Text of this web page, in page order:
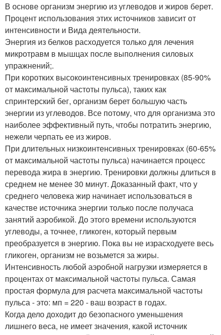
В основе организм энергию из углеводов и жиров берет.
Процент использования этих источников зависит от
интенсивности и Вида деятельности.
Энергия из белков расходуется только для лечения
микротравм в мышцах после выполнения силовых
упражнений;.
При коротких высокоинтенсивных тренировках (85-90%
от максимальной частоты пульса), таких как
спринтерский бег, организм берет большую часть
энергии из углеводов. Все потому, что для организма это
наиболее эффективный путь, чтобы потратить энергию,
нежели черпать ее из жиров.
При длительных низкоинтенсивных тренировках (60-65%
от максимальной частоты пульса) начинается процесс
перевода жира в энергию. Тренировки должны длиться в
среднем не менее 30 минут. Доказанный факт, что у
среднего человека жир начинает использоваться в
качестве источника энергии только после получаса
занятий аэробикой. До этого времени используются
углеводы, а точнее, гликоген, который первым
преобразуется в энергию. Пока вы не израсходуете весь
гликоген, организм не возьмется за жиры.
Интенсивность любой аэробной нагрузки измеряется в
процентах от максимальной частоты пульса. Самая
простая формула для расчета максимальной частоты
пульса - это: мп = 220 - ваш возраст в годах.
Когда дело доходит до безопасного уменьшения
лишнего веса, не имеет значения, какой источник